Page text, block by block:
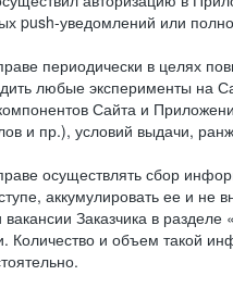
push-уведомлений или
периодически в целях
любые эксперименты на
Сайта и
и пр.), условий выдачи,
осуществлять сбор
аккумулировать ее и не
Заказчика в
Количество и объем такой